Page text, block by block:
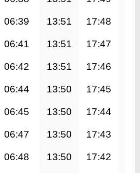
06:39 13:51 17:48
06:41 13:51 17:47
06:42 13:51 17:46
06:44 13:50 17:45
06:45 13:50 17:44
06:47 13:50 17:43
06:48 13:50 17:42